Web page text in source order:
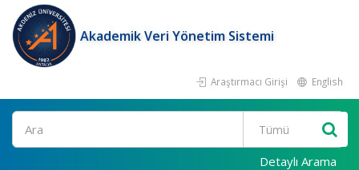
Akademik Veri Yönetim Sistemi
Araştırmacı Girişi English
Ara
Detaylı Arama